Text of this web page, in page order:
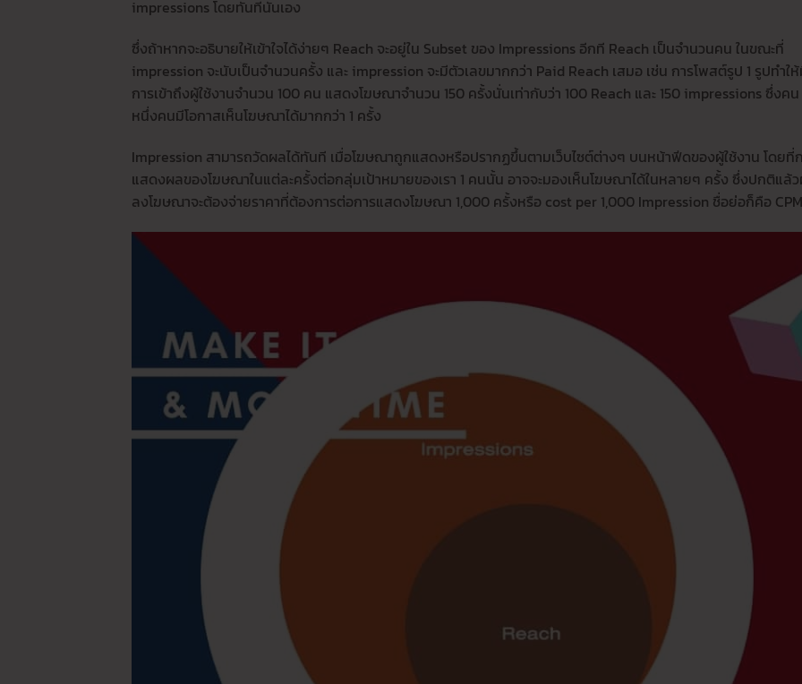
impressions โดยทันทีนั่นเอง
ซึ่งถ้าหากจะอธิบายให้เข้าใจได้ง่ายๆ Reach จะอยู่ใน Subset ของ Impressions อีกที Reach เป็นจำนวนคน ในขณะที่
impression จะนับเป็นจำนวนครั้ง และ impression จะมีตัวเลขมากกว่า Paid Reach เสมอ เช่น การโพสต์รูป 1 รูปทำใ
การเข้าถึงผู้ใช้งานจำนวน 100 คน แสดงโฆษณาจำนวน 150 ครั้งนั่นเท่ากับว่า 100 Reach และ 150 impressions ซึ่งคน
หนึ่งคนมีโอกาสเห็นโฆษณาได้มากกว่า 1 ครั้ง
Impression สามารถวัดผลได้ทันที เมื่อโฆษณาถูกแสดงหรือปรากฏขึ้นตามเว็บไซต์ต่างๆ บนหน้าฟีดของผู้ใช้งาน โดยที่
แสดงผลของโฆษณาในแต่ละครั้งต่อกลุ่มเป้าหมายของเรา 1 คนนั้น อาจจะมองเห็นโฆษณาได้ในหลายๆ ครั้ง ซึ่งปกติแล้
ลงโฆษณาจะต้องจ่ายราคาที่ต้องการต่อการแสดงโฆษณา 1,000 ครั้งหรือ cost per 1,000 Impression ชื่อย่อก็คือ CPM